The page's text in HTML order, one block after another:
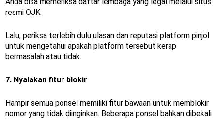
resmi OJK.
Lalu, periksa terlebih dulu ulasan dan reputasi platform pinjol
untuk mengetahui apakah platform tersebut kerap
bermasalah atau tidak.
7. Nyalakan fitur blokir
Hampir semua ponsel memiliki fitur bawaan untuk memblokir
nomor yang tidak diinginkan. Beberapa ponsel bahkan dibekali